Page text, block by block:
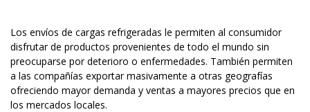
Los envíos de cargas refrigeradas le permiten al consumidor
disfrutar de productos provenientes de todo el mundo sin
preocuparse por deterioro o enfermedades. También permiten
a las compañías exportar masivamente a otras geografías
ofreciendo mayor demanda y ventas a mayores precios que en
los mercados locales.